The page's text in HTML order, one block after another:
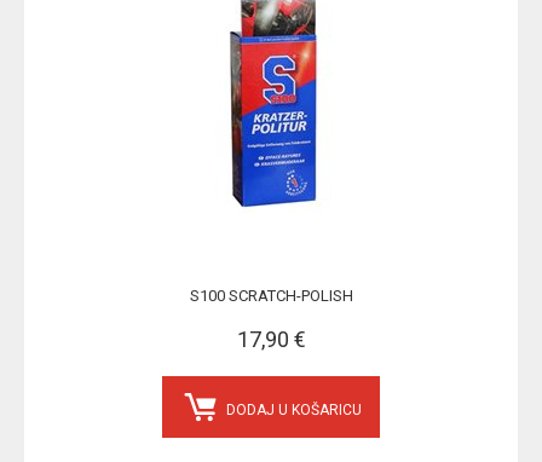
S100 SCRATCH-POLISH
17,90 €
DODAJ U KOŠARICU